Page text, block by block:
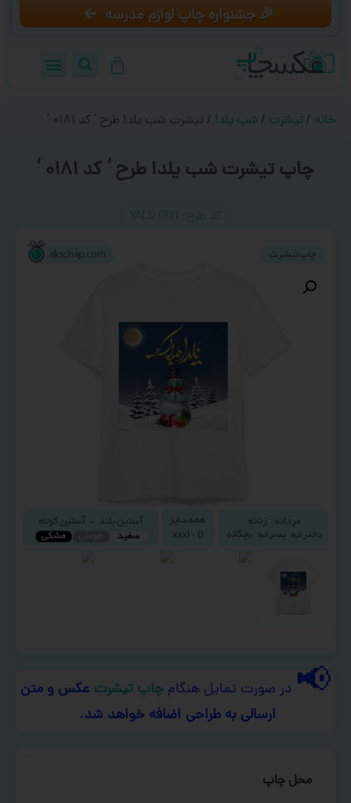
🎉 جشنواره چاپ لوازم مدرسه
خانه / تیشرت / شب یلدا / تیشرت شب یلدا طرح ‘ کد ۰۱۸۱ ‘
چاپ تیشرت شب یلدا طرح ‘ کد ۰۱۸۱ ‘
📢 در صورت تمایل هنگام چاپ تیشرت عکس و متن
ارسالی به طراحی اضافه خواهد شد.
محل چاپ